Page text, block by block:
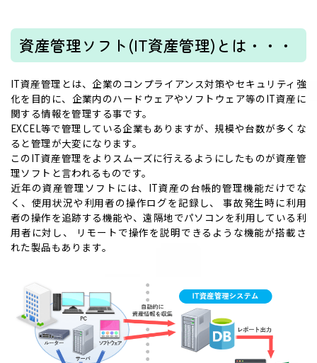
資産管理ソフト(IT資産管理)とは・・・
IT資産管理とは、企業のコンプライアンス対策やセキュリティ強
化を目的に、企業内のハードウェアやソフトウェア等のIT資産に
関する情報を管理する事です。
EXCEL等で管理している企業もありますが、規模や台数が多くな
ると管理が大変になります。
このIT資産管理をよりスムーズに行えるようにしたものが資産管
理ソフトと言われるものです。
近年の資産管理ソフトには、IT資産の台帳的管理機能だけでな
く、使用状況や利用者の操作ログを記録し、 事故発生時に利用
者の操作を追跡する機能や、遠隔地でパソコンを利用している利
用者に対し、 リモートで操作を説明できるような機能が搭載さ
れた製品もあります。